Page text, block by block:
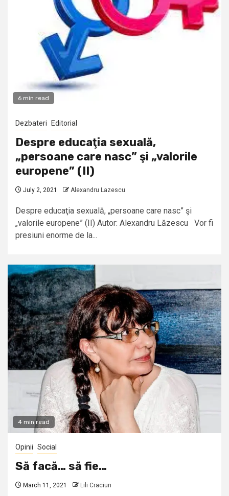
6 min read
Dezbateri Editorial
Despre educaţia sexuală,
„persoane care nasc” şi „valorile
europene” (II)
July 2, 2021 Alexandru Lazescu
Despre educaţia sexuală, „persoane care nasc” şi
„valorile europene” (II) Autor: Alexandru Lăzescu Vor fi
presiuni enorme de la...
4 min read
Opinii Social
Să facă… să fie…
March 11, 2021 Lili Craciun